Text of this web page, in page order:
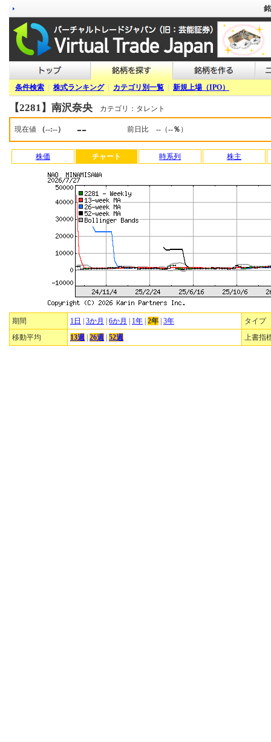
条件検索 株式ランキング| カテゴリ別一覧 新規上場（IPO）
【2281】南沢奈央 カテゴリ：タレント
現在値 （--:--） -- 前日比 -- （--％ ）
株価 チャート 時系列 株主
期間 1日 3か月 6か月 1年 2年 3年
タイプ
移動平均
13週 26週 52週 上書指